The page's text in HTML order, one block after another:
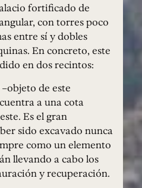
fortificado de
con torres poco
entre sí y dobles
En concreto, este
en dos recintos:
de este
a una cota
Es el gran
sido excavado nunca
como un elemento
llevando a cabo los
y recuperación.